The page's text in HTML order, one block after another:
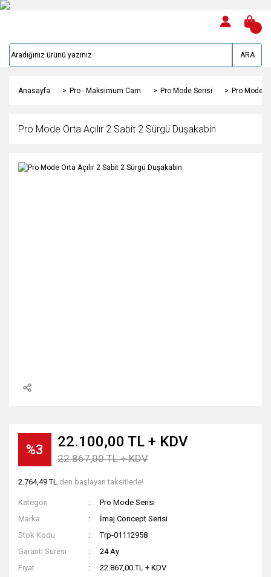
ARA
Anasayfa Pro - Maksimum Cam Pro Mode Serisi Pro Mode
Pro Mode Orta Açılır 2 Sabit 2 Sürgü Duşakabin
%3 22.100,00 TL + KDV
22.867,00 TL + KDV
2.764,49 TL den başlayan taksitlerle!
Kategori
Pro Mode Serisi
Marka
İmaj Concept Serisi
Stok Kodu
Trp-01112958
Garanti Süresi
24 Ay
Fiyat
22.867,00 TL + KDV